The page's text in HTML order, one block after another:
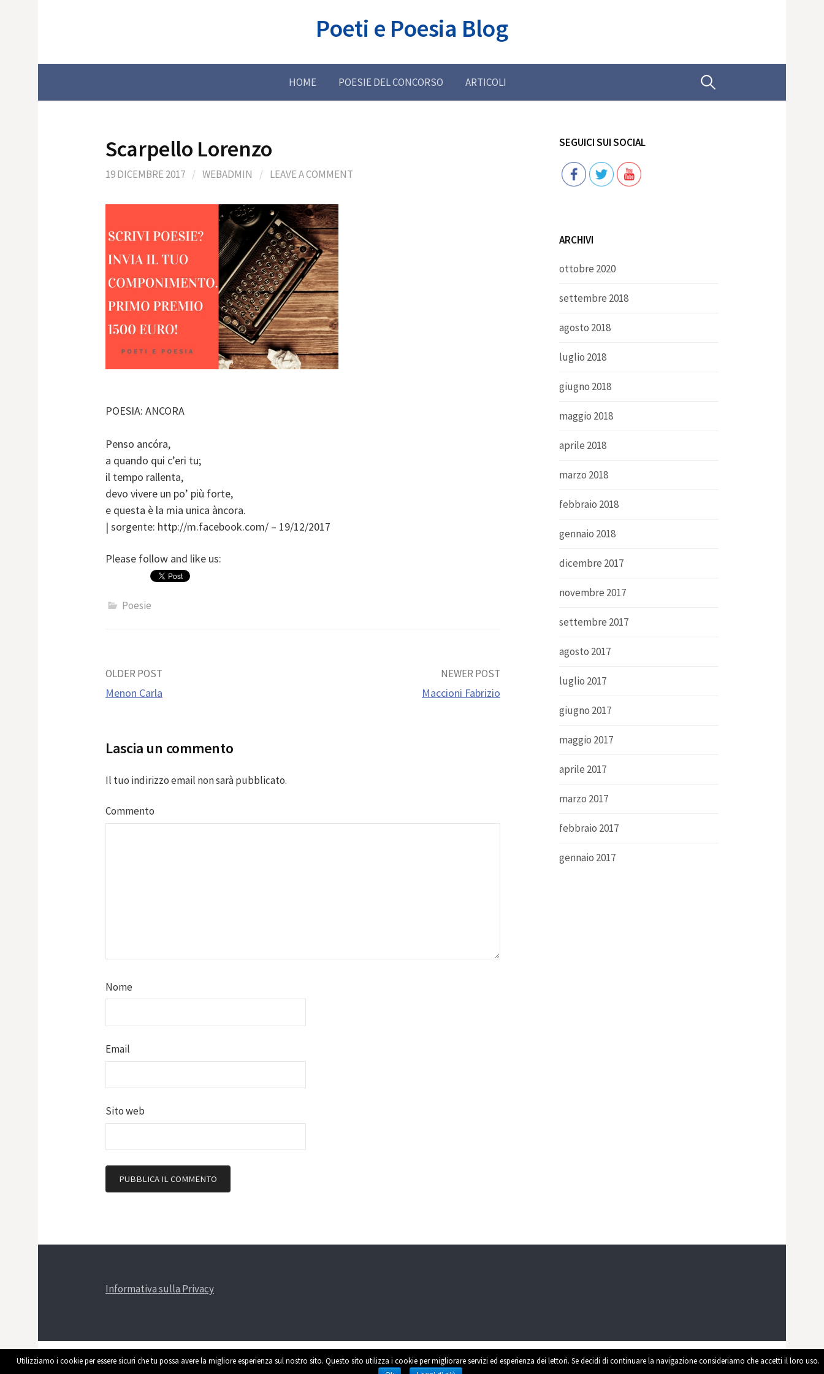
Poeti e Poesia Blog
HOME POESIE DEL CONCORSO ARTICOLI Ricerca
Scarpello Lorenzo
19 DICEMBRE 2017 / WEBADMIN / LEAVE A COMMENT
POESIA: ANCORA
Penso ancóra,
a quando qui c’eri tu;
il tempo rallenta,
devo vivere un po’ più forte,
e questa è la mia unica àncora.
| sorgente: http://m.facebook.com/ – 19/12/2017
Please follow and like us:
Poesie
Post
OLDER POST
Menon Carla
NEWER POST
Maccioni Fabrizio
Lascia un commento
Il tuo indirizzo email non sarà pubblicato.
Commento
Nome
Email
Sito web
SEGUICI SUI SOCIAL
Follow
ARCHIVI
ottobre 2020
settembre 2018
agosto 2018
luglio 2018
giugno 2018
maggio 2018
aprile 2018
marzo 2018
febbraio 2018
gennaio 2018
dicembre 2017
novembre 2017
settembre 2017
agosto 2017
luglio 2017
giugno 2017
maggio 2017
aprile 2017
marzo 2017
febbraio 2017
gennaio 2017
Informativa sulla Privacy
Powered by WordPress | Theme byThemehaus
Utilizziamo i cookie per essere sicuri che tu possa avere la migliore esperienza sul nostro sito. Questo sito utilizza i cookie per migliorare servizi ed esperienza dei lettori. Se decidi di continuare la navigazione consideriamo che accetti il loro uso.